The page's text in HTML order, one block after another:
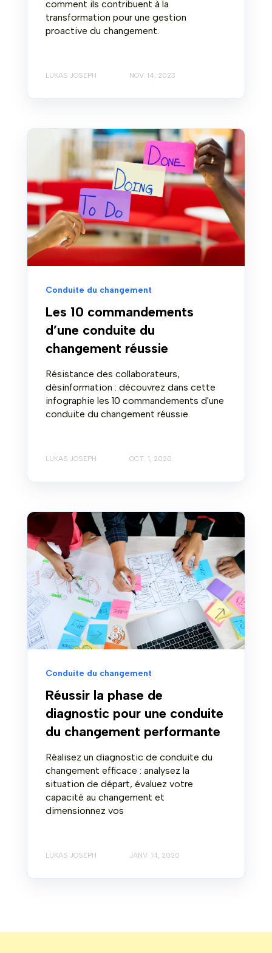
comment ils contribuent à la
transformation pour une gestion
proactive du changement.
LUKAS JOSEPH NOV. 14, 2023
Conduite du changement
Les 10 commandements
d’une conduite du
changement réussie
Résistance des collaborateurs,
désinformation : découvrez dans cette
infographie les 10 commandements d'une
conduite du changement réussie.
LUKAS JOSEPH OCT. 1, 2020
Conduite du changement
Réussir la phase de
diagnostic pour une conduite
du changement performante
Réalisez un diagnostic de conduite du
changement efficace : analysez la
situation de départ, évaluez votre
capacité au changement et
dimensionnez vos
LUKAS JOSEPH JANV. 14, 2020